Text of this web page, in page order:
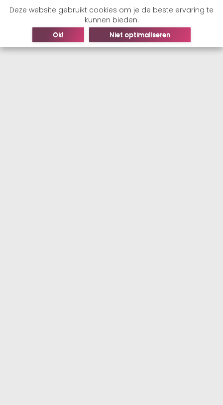
Deze website gebruikt cookies om je de beste ervaring te
kunnen bieden.
Ok! Niet optimaliseren